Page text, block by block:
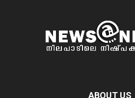
ABOUT US